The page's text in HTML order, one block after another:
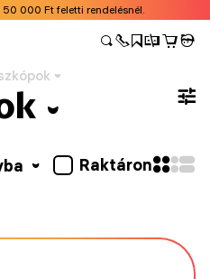
000 Ft feletti rendelésnél.
Raktáron